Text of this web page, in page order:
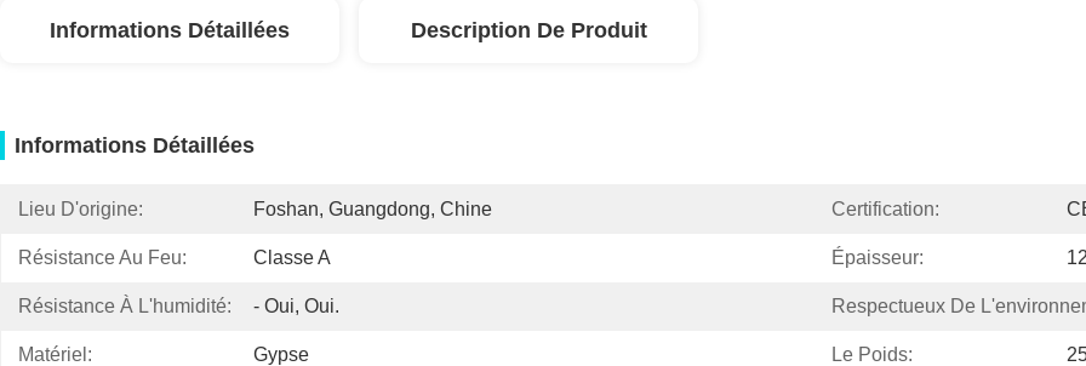
Informations Détaillées Description De Produit
Informations Détaillées
Lieu D'origine: Foshan, Guangdong, Chine Certification:
Résistance Au Feu: Classe A Épaisseur:
Résistance À L'humidité: - Oui, Oui. Respectueux De
Matériel: Gypse Le Poids: